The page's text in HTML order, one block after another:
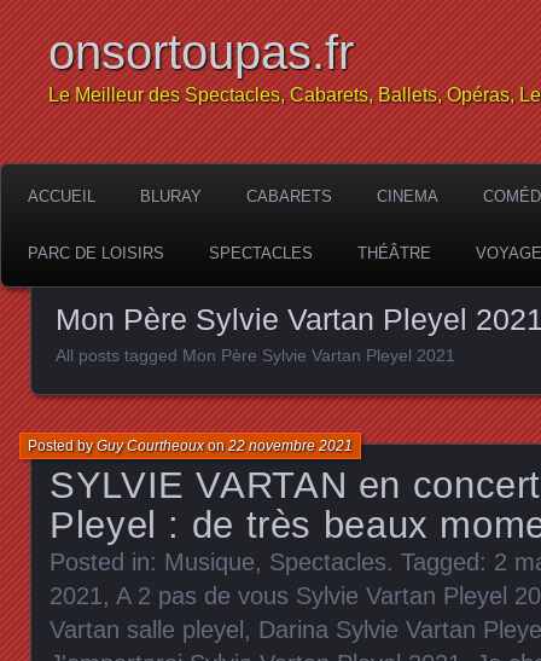
onsortoupas.fr
Le Meilleur des Spectacles, Cabarets, Ballets, Opéras,
ACCUEIL BLURAY CABARETS CINEMA
PARC DE LOISIRS SPECTACLES THÉÂTRE
Mon Père Sylvie Vartan Pleyel
All posts tagged Mon Père Sylvie Vartan Pleyel 2021
SYLVIE VARTAN en
Pleyel : de très beaux
Posted byGuy Courtheouxon22 novembre 2021
Posted in: Musique, Spectacles. Tagged: 2
2021, A 2 pas de vous Sylvie Vartan Pleyel
Vartan salle pleyel, Darina Sylvie Vartan